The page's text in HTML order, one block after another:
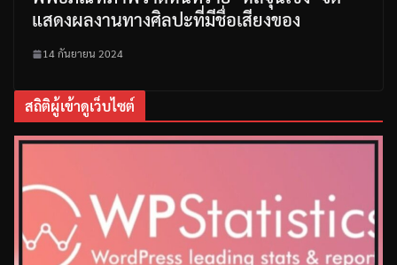
แสดงผลงานทางศิลปะที่มีชื่อเสียงของ
14 กันยายน 2024
สถิติผู้เข้าดูเว็บไซต์